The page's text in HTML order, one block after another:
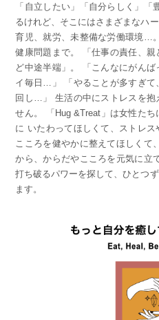
「自立したい」「自分らしく」
るけれど、そこにはさまざまなハ
育児、就労、未整備な労働環境…
健康問題まで。 「仕事の責任、
ど中途半端」。 「こんなにがん
イ毎日…」 「やることが多すぎて
回し…」 生活の中にストレスを抱
せん。 「Hug &Treat」は女性た
に いたわってほしくて、ストレ
こころを健やかに整えてほしくて
から、からだやこころを元気に立
打ち破るパワーを探して、ひとつ
ます。